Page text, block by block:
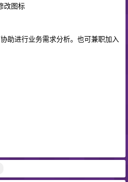
改图标
助进行业务需求分析。也可兼职加入